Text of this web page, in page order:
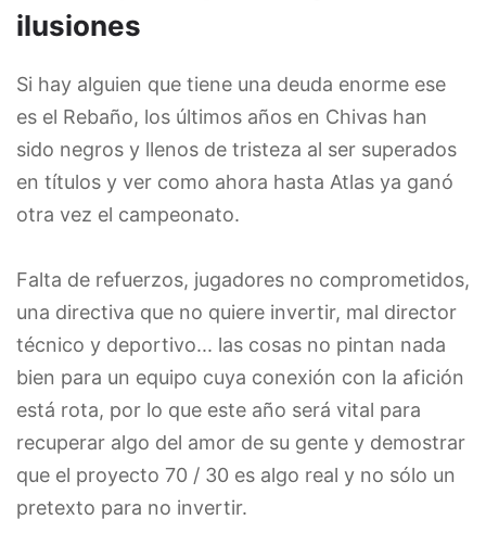
ilusiones
Si hay alguien que tiene una deuda enorme ese
es el Rebaño, los últimos años en Chivas han
sido negros y llenos de tristeza al ser superados
en títulos y ver como ahora hasta Atlas ya ganó
otra vez el campeonato.
Falta de refuerzos, jugadores no comprometidos,
una directiva que no quiere invertir, mal director
técnico y deportivo... las cosas no pintan nada
bien para un equipo cuya conexión con la afición
está rota, por lo que este año será vital para
recuperar algo del amor de su gente y demostrar
que el proyecto 70 / 30 es algo real y no sólo un
pretexto para no invertir.